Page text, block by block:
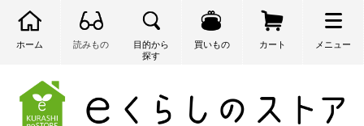
ホーム 読みもの
目的から
探す
買いもの カート メニュー